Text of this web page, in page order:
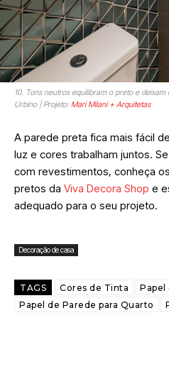
10. Tons neutros equilibram o preto e
Urbino | Projeto: Mari Milani + Arquitetas
A parede preta fica mais fácil
luz e cores trabalham juntos.
com revestimentos, conheça
pretos da Viva Decora Shop e
adequado para o seu projeto.
Decoração de casa
TAGS Cores de Tinta
Papel
Papel de Parede para Quarto